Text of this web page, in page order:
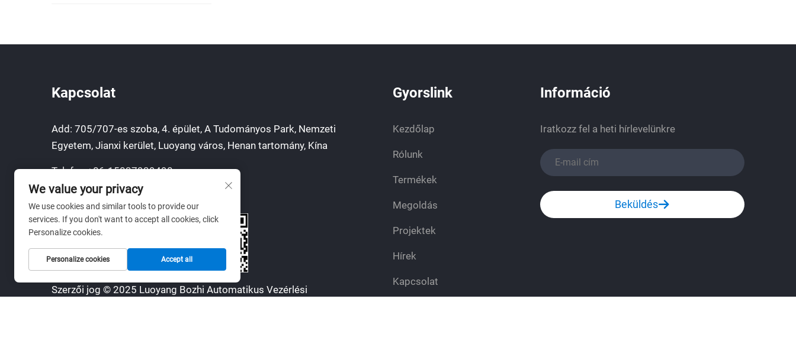
Kapcsolat
Add: 705/707-es szoba, 4. épület, A Tudományos Park, Nemzeti
Egyetem, Jianxi kerület, Luoyang város, Henan tartomány, Kína
Telefon:+86-15037939490
E-mail:[email protected]
Szerzői jog © 2025 Luoyang Bozhi Automatikus Vezérlési
Gyorslink
Kezdőlap
Rólunk
Termékek
Megoldás
Projektek
Hírek
Kapcsolat
Információ
Iratkozz fel a heti hírlevelünkre
Beküldés
We value your privacy
We use cookies and similar tools to provide our
services. If you don't want to accept all cookies, click
Personalize cookies.
Personalize cookies Accept all